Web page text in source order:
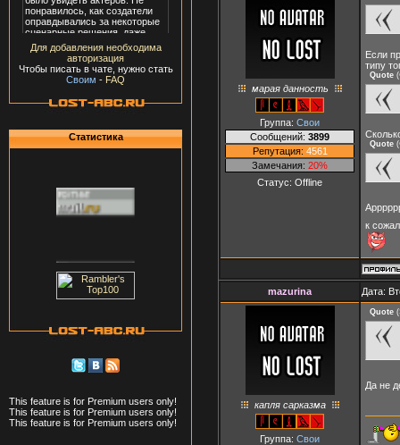
Для добавления необходима
авторизация
Чтобы писать в чате, нужно стать
Своим - FAQ
Статистика
This feature is for Premium users only!
This feature is for Premium users only!
This feature is for Premium users only!
марая данность
Группа: Свои
Сообщений: 3899
Репутация: 4561
Замечания: 20%
Статус: Offline
Если
типу
Quote (
Quote (
к
mazurina Дата:
капля сарказма
Группа: Свои
Quote (
Да не